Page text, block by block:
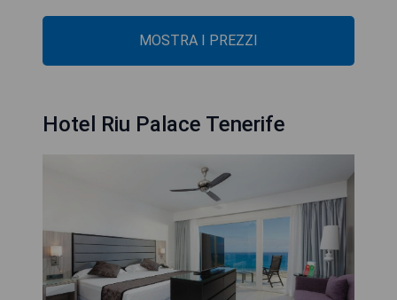
MOSTRA I PREZZI
Hotel Riu Palace Tenerife